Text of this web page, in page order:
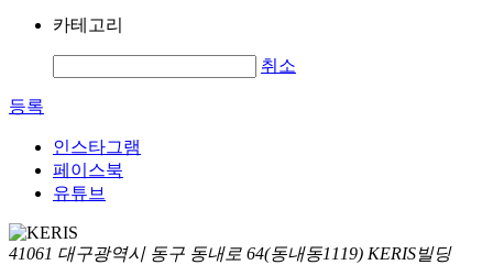
카테고리
취소
등록
인스타그램
페이스북
유튜브
41061 대구광역시 동구 동내로 64(동내동1119) KERIS빌딩